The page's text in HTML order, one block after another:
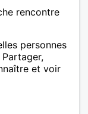
rencontre
personnes
et voir